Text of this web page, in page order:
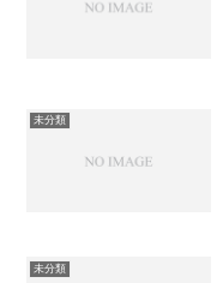
未分類
未分類